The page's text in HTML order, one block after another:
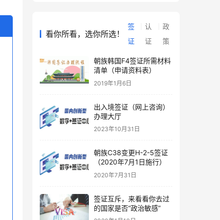
看你所看，选你所选！
签
证
认
证
政
策
朝族韩国F4签证所需材料
清单（申请资料表）
2019年1月6日
出入境签证（网上咨询）
办理大厅
2023年10月31日
朝族C38变更H-2-5签证
（2020年7月1日施行）
2020年7月31日
签证互斥，来看看你去过
的国家是否“政治敏感”